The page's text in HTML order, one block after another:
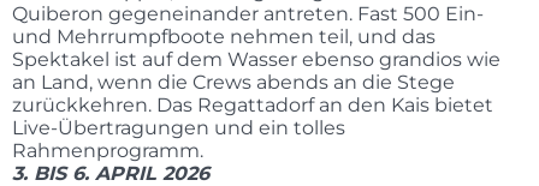
Quiberon gegeneinander antreten. Fast 500 Ein-
und Mehrrumpfboote nehmen teil, und das
Spektakel ist auf dem Wasser ebenso grandios wie
an Land, wenn die Crews abends an die Stege
zurückkehren. Das Regattadorf an den Kais bietet
Live-Übertragungen und ein tolles
Rahmenprogramm.
3. BIS 6. APRIL 2026